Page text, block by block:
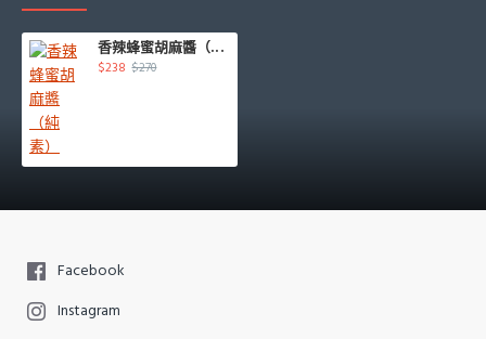
香辣蜂蜜胡麻醬（純素）
$238 $270
Facebook
Instagram